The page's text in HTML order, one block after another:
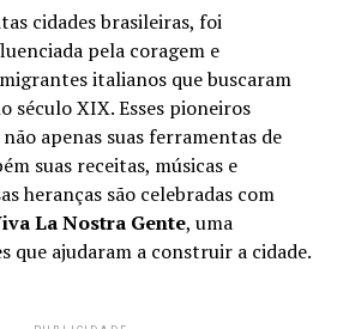
cidades brasileiras, foi
pela coragem e
italianos que buscaram
século XIX. Esses pioneiros
apenas suas ferramentas de
suas receitas, músicas e
heranças são celebradas com
La Nostra Gente, uma
que ajudaram a construir a cidade.